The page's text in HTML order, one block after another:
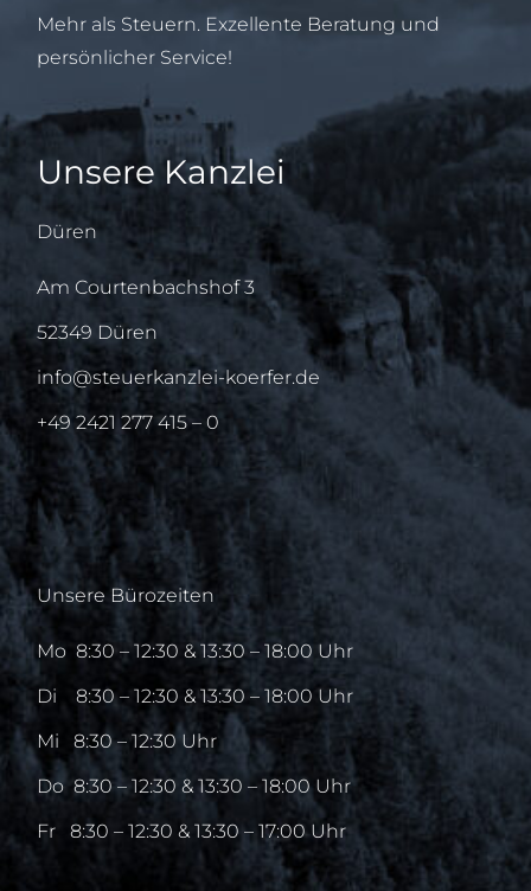
Mehr als Steuern. Exzellente Beratung und
persönlicher Service!
Unsere Kanzlei
Düren
Am Courtenbachshof 3
52349 Düren
info@steuerkanzlei-koerfer.de
+49 2421 277 415 – 0
Unsere Bürozeiten
Mo8:30 – 12:30 & 13:30 – 18:00 Uhr
Di8:30 – 12:30 & 13:30 – 18:00 Uhr
Mi8:30 – 12:30 Uhr
Do8:30 – 12:30 & 13:30 – 18:00 Uhr
Fr8:30 – 12:30 & 13:30 – 17:00 Uhr